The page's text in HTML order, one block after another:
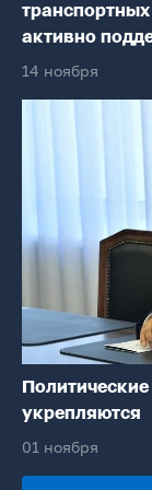
активно
14 ноября
укрепляются
01 ноября